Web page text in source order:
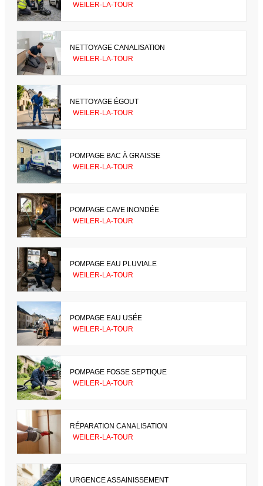
WEILER-LA-TOUR
NETTOYAGE CANALISATION
WEILER-LA-TOUR
NETTOYAGE ÉGOUT
WEILER-LA-TOUR
POMPAGE BAC À GRAISSE
WEILER-LA-TOUR
POMPAGE CAVE INONDÉE
WEILER-LA-TOUR
POMPAGE EAU PLUVIALE
WEILER-LA-TOUR
POMPAGE EAU USÉE
WEILER-LA-TOUR
POMPAGE FOSSE SEPTIQUE
WEILER-LA-TOUR
RÉPARATION CANALISATION
WEILER-LA-TOUR
URGENCE ASSAINISSEMENT